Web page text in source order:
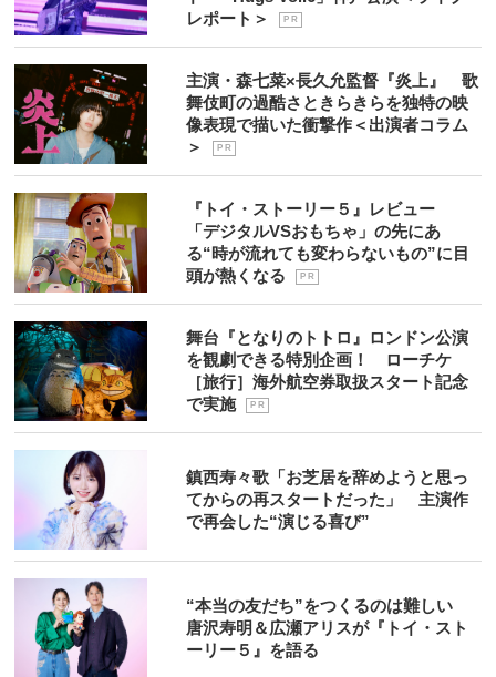
レポート＞
P R
主演・森七菜×長久允監督『炎上』 歌
舞伎町の過酷さときらきらを独特の映
像表現で描いた衝撃作＜出演者コラム
＞
P R
『トイ・ストーリー５』レビュー
「デジタルVSおもちゃ」の先にあ
る“時が流れても変わらないもの”に目
頭が熱くなる
P R
舞台『となりのトトロ』ロンドン公演
を観劇できる特別企画！ ローチケ
［旅行］海外航空券取扱スタート記念
で実施
P R
鎮西寿々歌「お芝居を辞めようと思っ
てからの再スタートだった」 主演作
で再会した“演じる喜び”
“本当の友だち”をつくるのは難しい
唐沢寿明＆広瀬アリスが『トイ・スト
ーリー５』を語る